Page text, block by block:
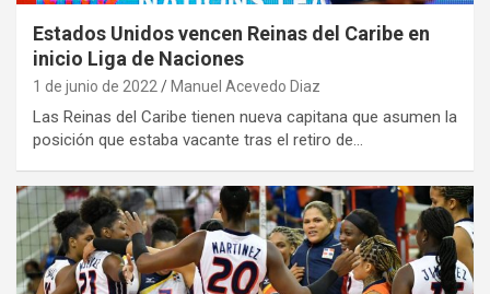
Estados Unidos vencen Reinas del Caribe en
inicio Liga de Naciones
1 de junio de 2022 Manuel Acevedo Diaz
Las Reinas del Caribe tienen nueva capitana que asumen la
posición que estaba vacante tras el retiro de…